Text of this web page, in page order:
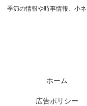
季節の情報や時事情報、
ホーム
広告ポリシー